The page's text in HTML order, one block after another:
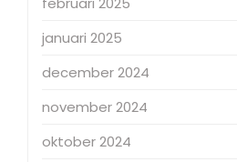
januari 2025
december 2024
november 2024
oktober 2024